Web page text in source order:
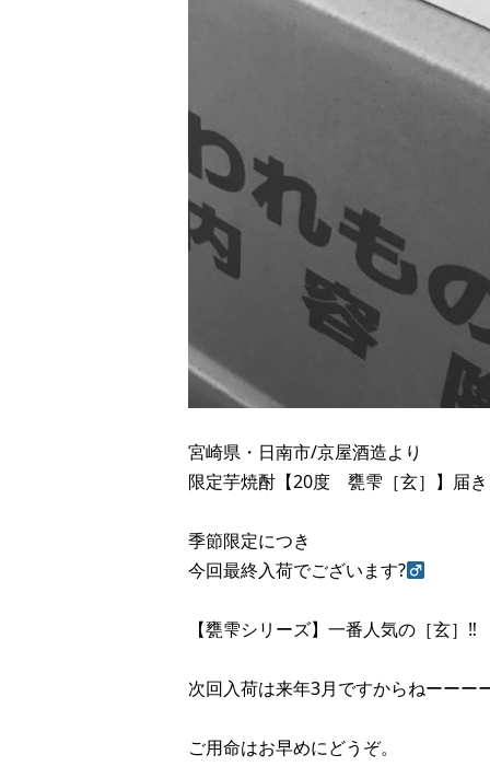
宮崎県・日南市/京屋酒造より
限定芋焼酎【20度 甕雫［玄］】届
季節限定につき
今回最終入荷でございます?‍
【甕雫シリーズ】一番人気の［玄］‼︎
次回入荷は来年3月ですからねーーー
ご用命はお早めにどうぞ。